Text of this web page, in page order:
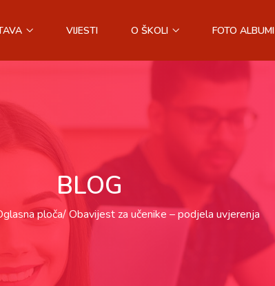
VIJESTI O ŠKOLI FOTO ALBUMI
BLOG
ploča Obavijest za učenike – podjela uvjerenja